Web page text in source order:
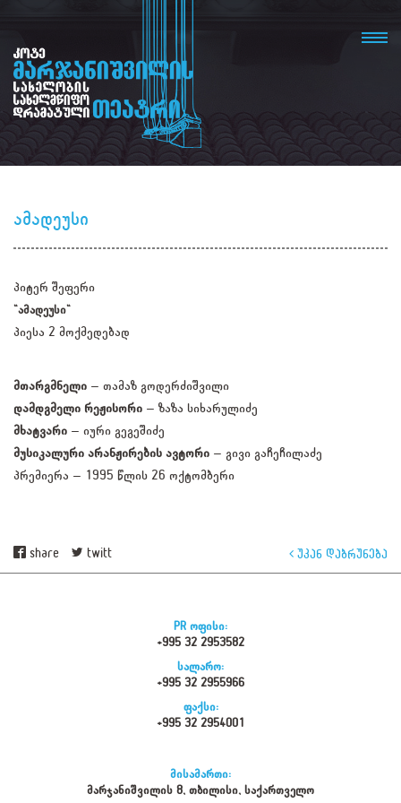
ამადეუსი
პიტერ შეფერი
"ამადეუსი"
პიესა 2 მოქმედებად
მთარგმნელი – თამაზ გოდერძიშვილი
დამდგმელი რეჟისორი – ზაზა სიხარულიძე
მხატვარი – იური გეგეშიძე
მუსიკალური არანჟირების ავტორი – გივი გაჩეჩილაძე
პრემიერა – 1995 წლის 26 ოქტომბერი
share twitt უკან დაბრუნება
PR ოფისი:
+995 32 2953582
სალარო:
+995 32 2955966
ფაქსი:
+995 32 2954001
მისამართი:
მარჯანიშვილის 8, თბილისი, საქართველო